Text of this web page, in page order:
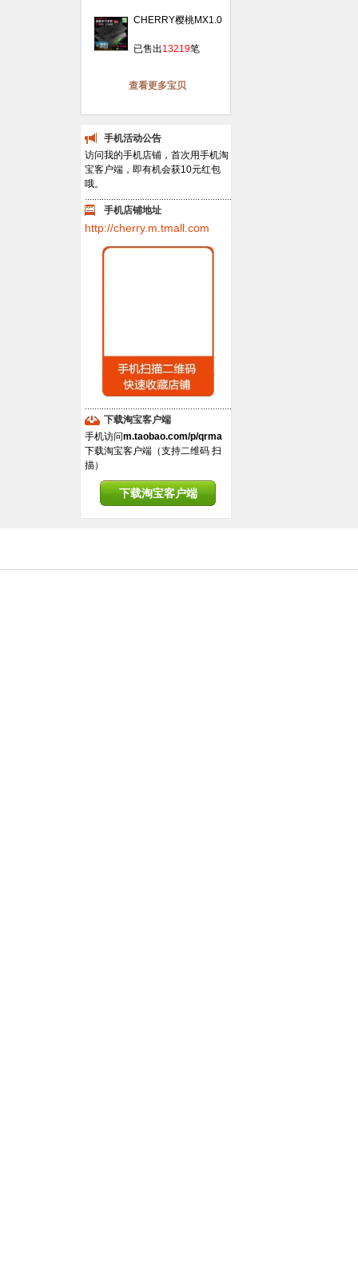
CHERRY樱桃MX1.0
械键盘黑轴青轴红轴
已售出13219笔
查看更多宝贝
手机活动公告
访问我的手机店铺，首次用手机淘
宝客户端，即有机会获10元红包
哦。
手机店铺地址
http://cherry.m.tmall.com
下载淘宝客户端
手机访问m.taobao.com/p/qrma
下载淘宝客户端（支持二维码 扫
描）
下载淘宝客户端